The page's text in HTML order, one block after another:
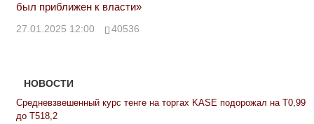
был приближен к власти»
27.01.2025 12:00 40536
НОВОСТИ
Средневзвешенный курс тенге на торгах KASE подорожал на Т0,99
до Т518,2